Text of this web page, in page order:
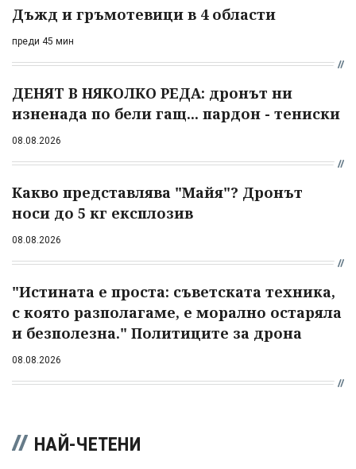
Дъжд и гръмотевици в 4 области
преди 45 мин
ДЕНЯТ В НЯКОЛКО РЕДА: дронът ни
изненада по бели гащ... пардон - тениски
08.08.2026
Какво представлява "Майя"? Дронът
носи до 5 кг експлозив
08.08.2026
"Истината е проста: съветската техника,
с която разполагаме, е морално остаряла
и безполезна." Политиците за дрона
08.08.2026
НАЙ-ЧЕТЕНИ